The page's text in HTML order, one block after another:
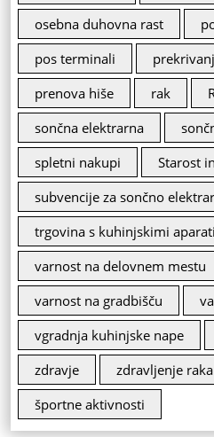
osebna duhovna rast
pos terminali
prenova hiše
rak
sončna elektrarna
spletni nakupi
Starost
subvencije za sončno
trgovina s kuhinjskimi aparati
varnost na delovnem mestu
varnost na gradbišču
vgradnja kuhinjske nape
zdravje
zdravljenje raka
športne aktivnosti